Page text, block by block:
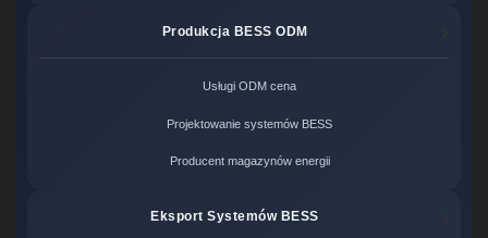
Produkcja BESS ODM
Usługi ODM cena
Projektowanie systemów BESS
Producent magazynów energii
Eksport Systemów BESS